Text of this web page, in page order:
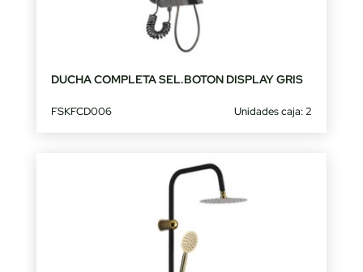
DUCHA COMPLETA SEL.BOTON DISPLAY GRIS
FSKFCD006 Unidades caja: 2